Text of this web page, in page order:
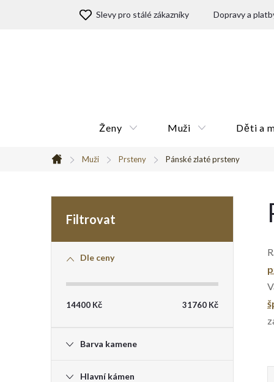
Slevy pro stálé zákazníky Dopravy a
Ženy
Muži Děti a
Domů
Muži Prsteny Pánské zlaté prsteny
o
Dle ceny
14400 Kč 31760 Kč
Barva kamene
Hlavní kámen